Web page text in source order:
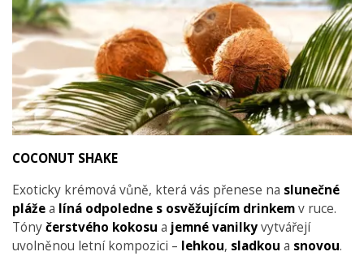
COCONUT SHAKE
Exoticky krémová vůně, která vás přenese na slunečné
plážea líná odpoledne s osvěžujícím drinkemv ruce.
Tónyčerstvého kokosu a jemnévanilkyvytvářejí
uvolněnou letní kompozici – lehkou, sladkou a snovou.